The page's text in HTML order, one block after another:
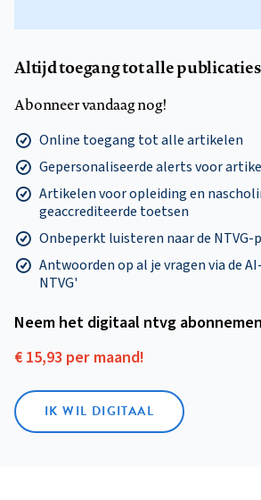
Altijd toegang tot alle
Abonneer vandaag nog!
Online toegang tot alle artikelen
Gepersonaliseerde alerts voor
Artikelen voor opleiding en
geaccrediteerde toetsen
Onbeperkt luisteren naar de NTVG-
Antwoorden op al je vragen via de
NTVG'
Neem het digitaal ntvg
€ 15,93 per maand!
IK WIL DIGITAAL